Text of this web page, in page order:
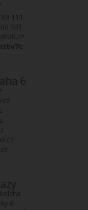
111
001
6
6